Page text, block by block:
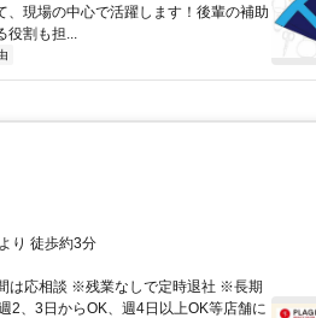
現場の中心で活躍します！後輩の補助
役割も担...
り 徒歩約3分
は応相談 ※残業なしで定時退社 ※長期
2、3日からOK、週4日以上OK等店舗に